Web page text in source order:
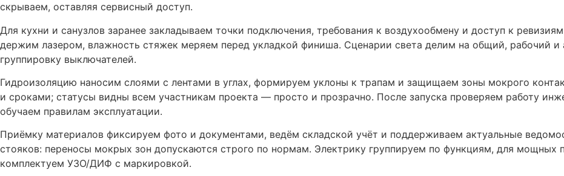
скрываем, оставляя сервисный доступ.
Для кухни и санузлов заранее закладываем точки подключения, требования к воздухообмену и доступ к
держим лазером, влажность стяжек меряем перед укладкой финиша. Сценарии света делим на общий, рабочий
группировку выключателей.
Гидроизоляцию наносим слоями с лентами в углах, формируем уклоны к трапам и защищаем зоны мокрого
и сроками; статусы видны всем участникам проекта — просто и прозрачно. После запуска проверяем работу
обучаем правилам эксплуатации.
Приёмку материалов фиксируем фото и документами, ведём складской учёт и поддерживаем актуальные
стояков: переносы мокрых зон допускаются строго по нормам. Электрику группируем по функциям, для мощных
комплектуем УЗО/ДИФ с маркировкой.